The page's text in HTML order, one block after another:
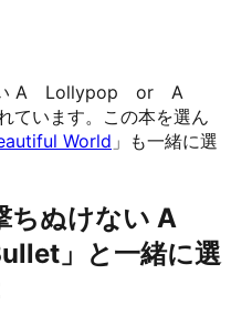
ない A Lollypop or A
ています。 この本を選ん
World 」も一緒に選
ちぬけない A
」と一緒に選